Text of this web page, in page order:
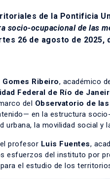
de la Pontificia
socio-ocupacional de las
26 de agosto de 2025,
Gomes Ribeiro, académico
Federal de Río de
del Observatorio de
en la estructura
urbana, la movilidad social y
profesor Luis Fuentes,
esfuerzos del instituto por
el estudio de los